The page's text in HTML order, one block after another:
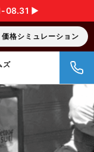
08.31 ▶︎
価格シミュレーション
ズ